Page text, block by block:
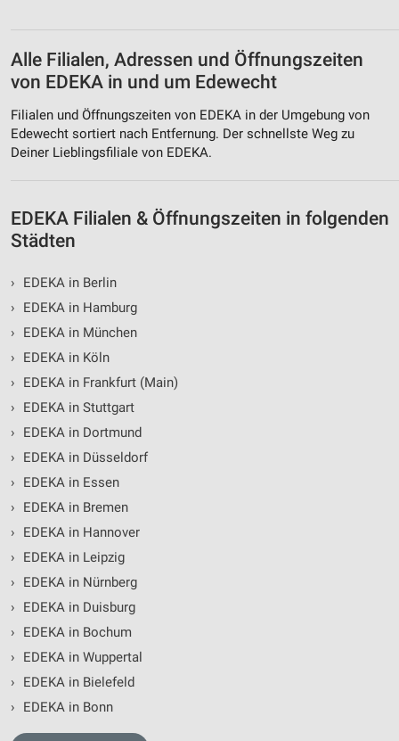
Alle Filialen, Adressen und Öffnungszeiten
von EDEKA in und um Edewecht
Filialen und Öffnungszeiten von EDEKA in der Umgebung von
Edewecht sortiert nach Entfernung. Der schnellste Weg zu
Deiner Lieblingsfiliale von EDEKA.
EDEKA Filialen & Öffnungszeiten in folgenden
Städten
›
EDEKA in Berlin
›
EDEKA in Hamburg
›
EDEKA in München
›
EDEKA in Köln
›
EDEKA in Frankfurt (Main)
›
EDEKA in Stuttgart
›
EDEKA in Dortmund
›
EDEKA in Düsseldorf
›
EDEKA in Essen
›
EDEKA in Bremen
›
EDEKA in Hannover
›
EDEKA in Leipzig
›
EDEKA in Nürnberg
›
EDEKA in Duisburg
›
EDEKA in Bochum
›
EDEKA in Wuppertal
›
EDEKA in Bielefeld
›
EDEKA in Bonn